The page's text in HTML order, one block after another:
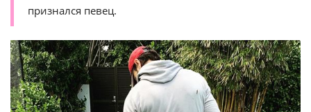
признался певец.